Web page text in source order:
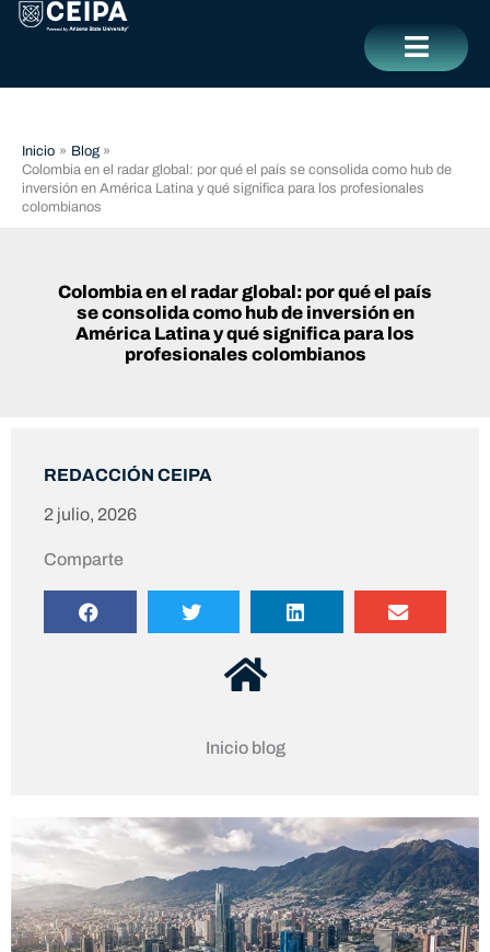
contenido
Inicio
Blog
Colombia en el radar global: por qué el país se consolida como hub de
inversión en América Latina y qué significa para los profesionales
colombianos
Colombia en el radar global: por qué el país
se consolida como hub de inversión en
América Latina y qué significa para los
profesionales colombianos
REDACCIÓN CEIPA
2 julio, 2026
Comparte
Inicio blog